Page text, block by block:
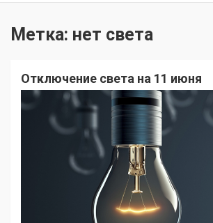
Метка: нет света
Отключение света на 11 июня